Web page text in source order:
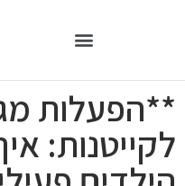
**הפעלות
לקייטנות: